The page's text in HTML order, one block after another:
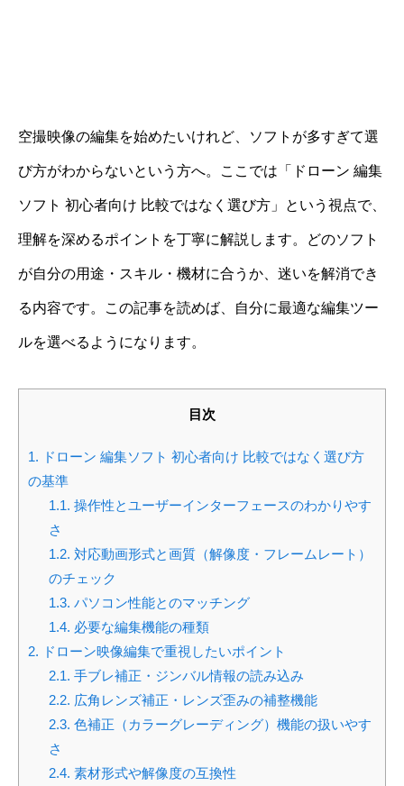
空撮映像の編集を始めたいけれど、ソフトが多すぎて選
び方がわからないという方へ。ここでは「ドローン 編集
ソフト 初心者向け 比較ではなく選び方」という視点で、
理解を深めるポイントを丁寧に解説します。どのソフト
が自分の用途・スキル・機材に合うか、迷いを解消でき
る内容です。この記事を読めば、自分に最適な編集ツー
ルを選べるようになります。
目次
1. ドローン 編集ソフト 初心者向け 比較ではなく選び方
の基準
1.1. 操作性とユーザーインターフェースのわかりやす
さ
1.2. 対応動画形式と画質（解像度・フレームレート）
のチェック
1.3. パソコン性能とのマッチング
1.4. 必要な編集機能の種類
2. ドローン映像編集で重視したいポイント
2.1. 手ブレ補正・ジンバル情報の読み込み
2.2. 広角レンズ補正・レンズ歪みの補整機能
2.3. 色補正（カラーグレーディング）機能の扱いやす
さ
2.4. 素材形式や解像度の互換性